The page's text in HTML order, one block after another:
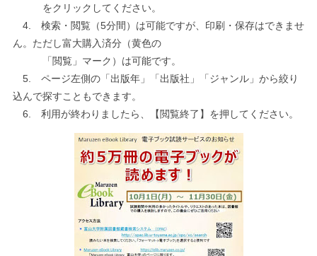
をクリックしてください。
4. 検索・閲覧（5分間）は可能ですが、印刷・保存はできませ
ん。ただし富大購入済分（黄色の
「閲覧」マーク）は可能です。
5. ページ左側の「出版年」「出版社」「ジャンル」から絞り
込んで探すこともできます。
6. 利用が終わりましたら、【閲覧終了】を押してください。